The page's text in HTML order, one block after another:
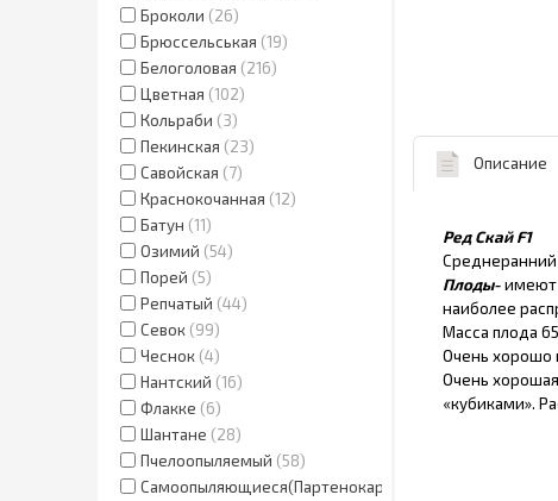
Броколи
26
Брюссельськая 19
Белоголовая
216
Цветная 102
Кольраби
3
Пекинская
23
Савойская
7
Краснокочанная 12
Батун 11
Озимий
54
Порей
5
Репчатый 44
Севок 99
Чеснок 4
Нантский 16
Флакке
6
Шантане
28
Пчелоопыляемый
58
Самоопыляющиеся(Партенокарпик.)
Описание
Ред Скай F1
Плоды-имеют
наиболее
Масса плода
Очень хорошо
Очень
«кубиками».